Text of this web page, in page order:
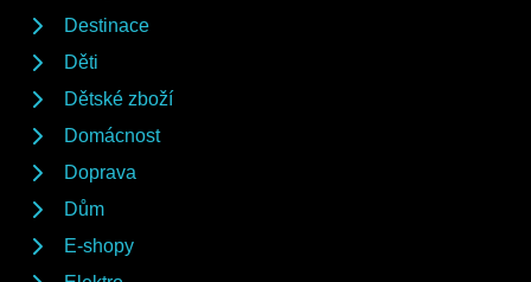
Destinace
Děti
Dětské zboží
Domácnost
Doprava
Dům
E-shopy